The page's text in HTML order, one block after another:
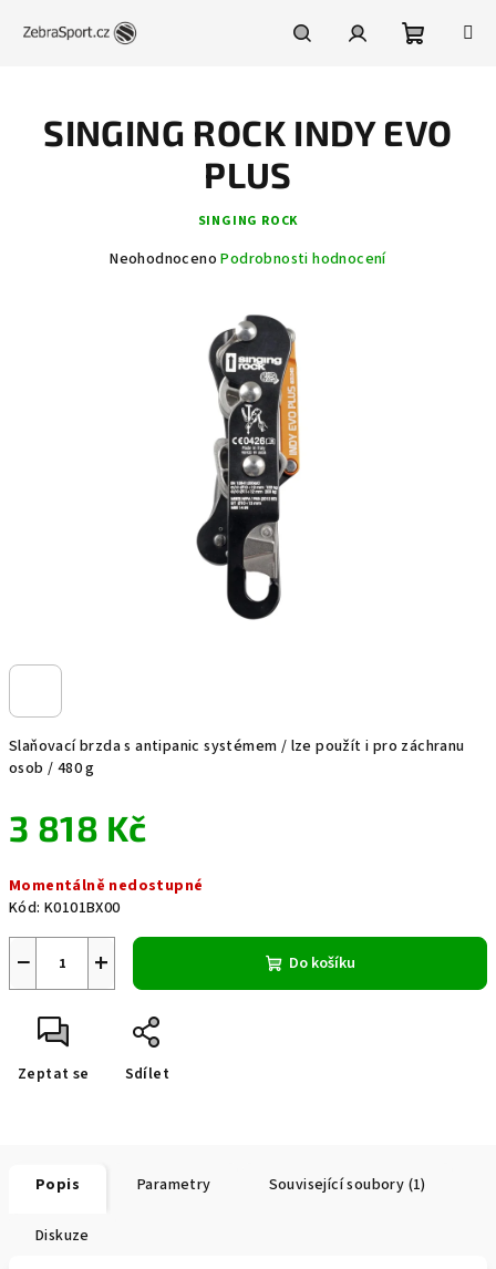
košík
Slaňovací brzda s antipanic systémem / lze použít i pro záchranu
osob / 480 g
3 818 Kč
cena:
Momentálně nedostupné
Kód: K0101BX00
+
− Do košíku
Zeptat se Sdílet
SINGING ROCK INDY EVO
PLUS
SINGING ROCK
Průměrné
Neohodnoceno Podrobnosti hodnocení
Popis Parametry Související soubory (1)
Diskuze